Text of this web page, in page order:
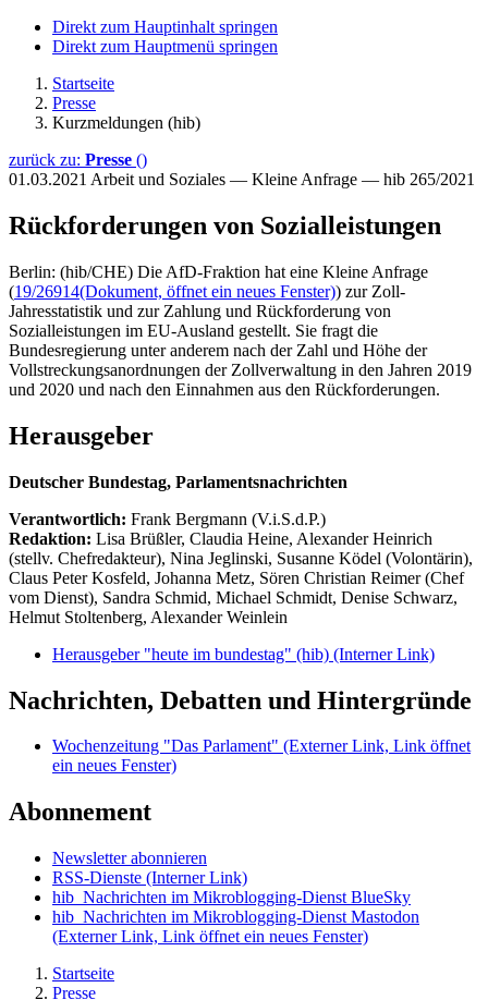
Direkt zum Hauptinhalt springen
Direkt zum Hauptmenü springen
Startseite
Presse
Kurzmeldungen (hib)
zurück zu: Presse ()
01.03.2021 Arbeit und Soziales — Kleine Anfrage — hib 265/2021
Rückforderungen von Sozialleistungen
Berlin: (hib/CHE) Die AfD-Fraktion hat eine Kleine Anfrage
(19/26914(Dokument, öffnet ein neues Fenster)) zur Zoll-
Jahresstatistik und zur Zahlung und Rückforderung von
Sozialleistungen im EU-Ausland gestellt. Sie fragt die
Bundesregierung unter anderem nach der Zahl und Höhe der
Vollstreckungsanordnungen der Zollverwaltung in den Jahren 2019
und 2020 und nach den Einnahmen aus den Rückforderungen.
Herausgeber
Deutscher Bundestag, Parlamentsnachrichten
Verantwortlich: Frank Bergmann (V.i.S.d.P.)
Redaktion: Lisa Brüßler, Claudia Heine, Alexander Heinrich
(stellv. Chefredakteur), Nina Jeglinski, Susanne Ködel (Volontärin),
Claus Peter Kosfeld, Johanna Metz, Sören Christian Reimer (Chef
vom Dienst), Sandra Schmid, Michael Schmidt, Denise Schwarz,
Helmut Stoltenberg, Alexander Weinlein
Herausgeber "heute im bundestag" (hib) (Interner Link)
Nachrichten, Debatten und Hintergründe
Wochenzeitung "Das Parlament" (Externer Link, Link öffnet
ein neues Fenster)
Abonnement
Newsletter abonnieren
RSS-Dienste (Interner Link)
hib_Nachrichten im Mikroblogging-Dienst BlueSky
hib_Nachrichten im Mikroblogging-Dienst Mastodon
(Externer Link, Link öffnet ein neues Fenster)
Startseite
Presse